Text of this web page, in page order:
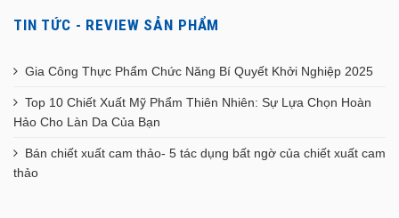
TIN TỨC - REVIEW SẢN PHẨM
Gia Công Thực Phẩm Chức Năng Bí Quyết Khởi Nghiệp 2025
Top 10 Chiết Xuất Mỹ Phẩm Thiên Nhiên: Sự Lựa Chọn Hoàn
Hảo Cho Làn Da Của Bạn
Bán chiết xuất cam thảo- 5 tác dụng bất ngờ của chiết xuất cam
thảo